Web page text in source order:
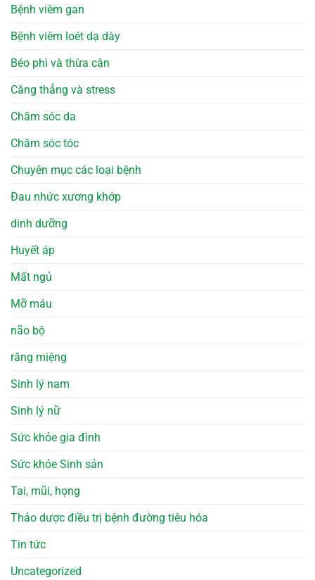
Bệnh viêm gan
Bệnh viêm loét dạ dày
Béo phì và thừa cân
Căng thẳng và stress
Chăm sóc da
Chăm sóc tóc
Chuyên mục các loại bệnh
Đau nhức xương khớp
dinh dưỡng
Huyết áp
Mất ngủ
Mỡ máu
não bộ
răng miệng
Sinh lý nam
Sinh lý nữ
Sức khỏe gia đình
Sức khỏe Sinh sản
Tai, mũi, họng
Thảo dược điều trị bệnh đường tiêu hóa
Tin tức
Uncategorized